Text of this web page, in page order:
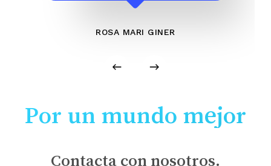
ROSA MARI GINER
Por un mundo mejor
Contacta con nosotros.